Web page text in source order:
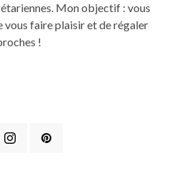
Mon objectif : vous
vous faire plaisir et de régaler
!